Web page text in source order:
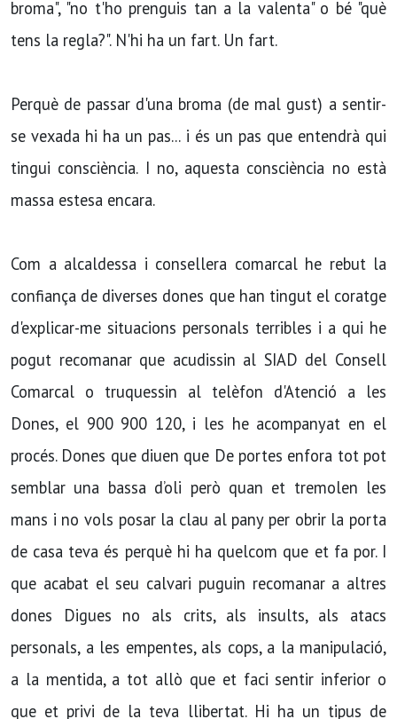
broma", "no t'ho prenguis tan a la valenta" o bé "què
tens la regla?". N'hi ha un fart. Un fart. ​
Perquè de passar d'una broma (de mal gust) a sentir-
se vexada hi ha un pas... i és un pas que entendrà qui
tingui consciència. I no, aquesta consciència no està
massa estesa encara.
Com a alcaldessa i consellera comarcal he rebut la
confiança de diverses dones que han tingut el coratge
d'explicar-me situacions personals terribles i a qui he
pogut recomanar que acudissin al SIAD del Consell
Comarcal o truquessin al telèfon d'Atenció a les
Dones, el 900 900 120, i les he acompanyat en el
procés. Dones que diuen que De portes enfora tot pot
semblar una bassa d’oli però quan et tremolen les
mans i no vols posar la clau al pany per obrir la porta
de casa teva és perquè hi ha quelcom que et fa por. I
que acabat el seu calvari puguin recomanar a altres
dones Digues no als crits, als insults, als atacs
personals, a les empentes, als cops, a la manipulació,
a la mentida, a tot allò que et faci sentir inferior o
que et privi de la teva llibertat. Hi ha un tipus de